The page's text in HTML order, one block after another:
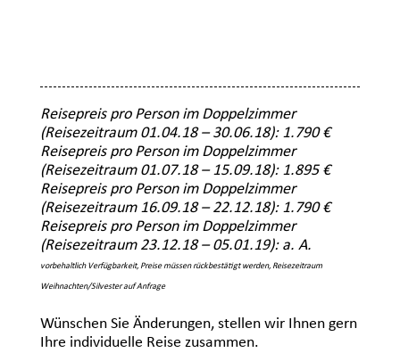
Reisepreis pro Person im Doppelzimmer
(Reisezeitraum 01.04.18 – 30.06.18): 1.790 €
Reisepreis pro Person im Doppelzimmer
(Reisezeitraum 01.07.18 – 15.09.18): 1.895 €
Reisepreis pro Person im Doppelzimmer
(Reisezeitraum 16.09.18 – 22.12.18): 1.790 €
Reisepreis pro Person im Doppelzimmer
(Reisezeitraum 23.12.18 – 05.01.19): a. A.
vorbehaltlich Verfügbarkeit, Preise müssen rückbestätigt werden, Reisezeitraum
Weihnachten/Silvester auf Anfrage
Wünschen Sie Änderungen, stellen wir Ihnen gern
Ihre individuelle Reise zusammen.